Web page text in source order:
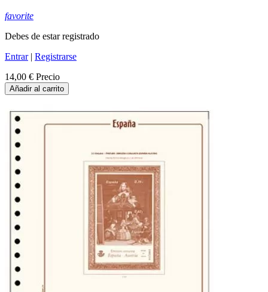
favorite
Debes de estar registrado
Entrar| Registrarse
14,00 € Precio
Añadir al carrito